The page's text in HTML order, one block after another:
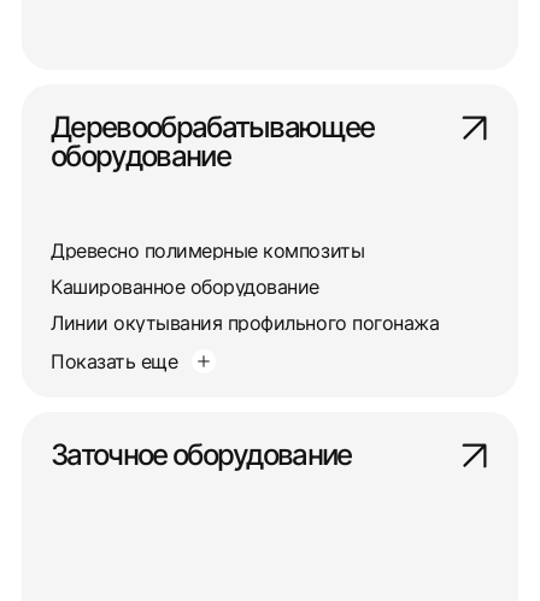
Деревообрабатывающее
оборудование
Древесно полимерные композиты
Кашированное оборудование
Линии окутывания профильного погонажа
Показать еще
Заточное оборудование